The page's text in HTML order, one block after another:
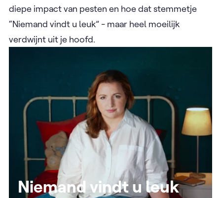
diepe impact van pesten en hoe dat stemmetje
“Niemand vindt u leuk” - maar heel moeilijk
verdwijnt uit je hoofd.
Niemand vindt u leuk